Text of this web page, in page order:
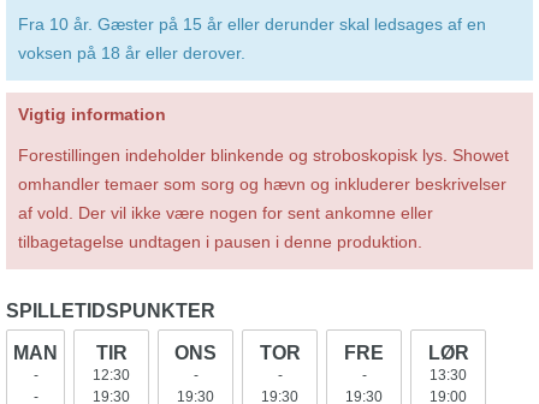
Fra 10 år. Gæster på 15 år eller derunder skal ledsages af en
voksen på 18 år eller derover.
Vigtig information
Forestillingen indeholder blinkende og stroboskopisk lys. Showet
omhandler temaer som sorg og hævn og inkluderer beskrivelser
af vold. Der vil ikke være nogen for sent ankomne eller
tilbagetagelse undtagen i pausen i denne produktion.
SPILLETIDSPUNKTER
MAN
-
-
TIR
12:30
19:30
ONS
-
19:30
TOR
-
19:30
FRE
-
19:30
LØR
13:30
19:00